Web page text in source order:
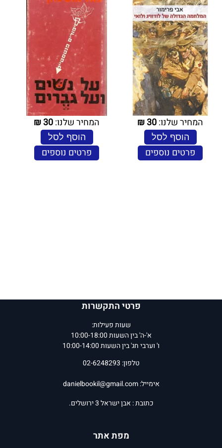
המחיר שלנו:30
₪
הוסף לסל
פרטים נוספים
המחיר שלנו:30
₪
הוסף לסל
פרטים נוספים
פרטי התקשרות
שעות פעילות:
א'-ה' בין השעות 10:00-18:00
ו' וערבי חג' בין השעות 10:00-14:00
טלפון: 02-6248293
אימייל:danielbookil@gmail.com
כתובת : אבן ישראל 3 ירושלים.
מפת אתר